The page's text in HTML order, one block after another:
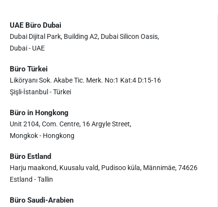
UAE Büro Dubai
Dubai Dijital Park, Building A2, Dubai Silicon Oasis,
Dubai - UAE
Büro Türkei
Liköryanı Sok. Akabe Tic. Merk. No:1 Kat:4 D:15-16
Şişli-İstanbul - Türkei
Büro in Hongkong
Unit 2104, Com. Centre, 16 Argyle Street,
Mongkok - Hongkong
Büro Estland
Harju maakond, Kuusalu vald, Pudisoo küla, Männimäe, 74626
Estland - Tallin
Büro Saudi-Arabien